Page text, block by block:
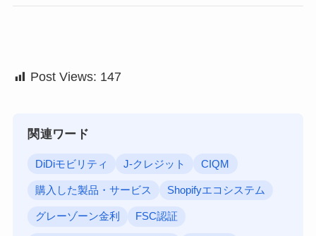
Post Views: 147
関連ワード
DiDiモビリティ J-クレジット CIQM
購入した製品・サービス Shopifyエコシステム
グレーゾーン金利 FSC認証